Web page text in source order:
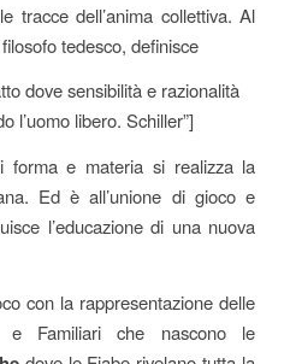
tracce dell’anima collettiva. Al
tedesco, definisce
dove sensibilità e razionalità
l’uomo libero. Schiller”]
forma e materia si realizza la
Ed è all’unione di gioco e
l’educazione di una nuova
con la rappresentazione delle
e Familiari che nascono le